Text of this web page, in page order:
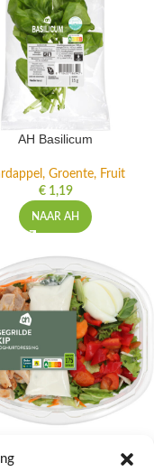
AH Basilicum
Groente, Fruit
€1,19
NAAR AH